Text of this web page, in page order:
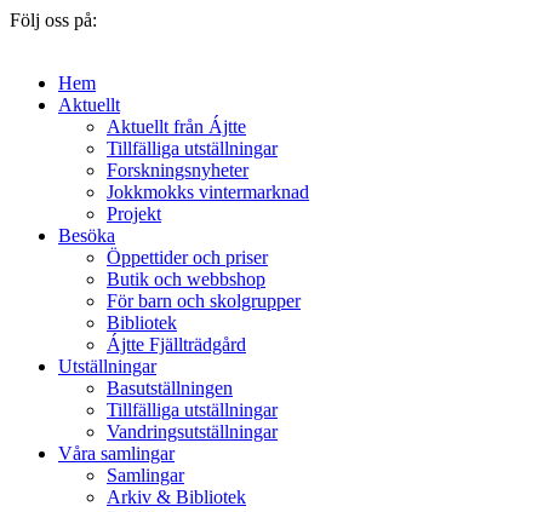
Följ oss på:
Hem
Aktuellt
Aktuellt från Ájtte
Tillfälliga utställningar
Forskningsnyheter
Jokkmokks vintermarknad
Projekt
Besöka
Öppettider och priser
Butik och webbshop
För barn och skolgrupper
Bibliotek
Ájtte Fjällträdgård
Utställningar
Basutställningen
Tillfälliga utställningar
Vandringsutställningar
Våra samlingar
Samlingar
Arkiv & Bibliotek